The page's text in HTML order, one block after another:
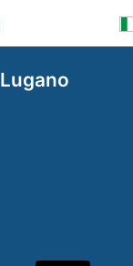
Lugano